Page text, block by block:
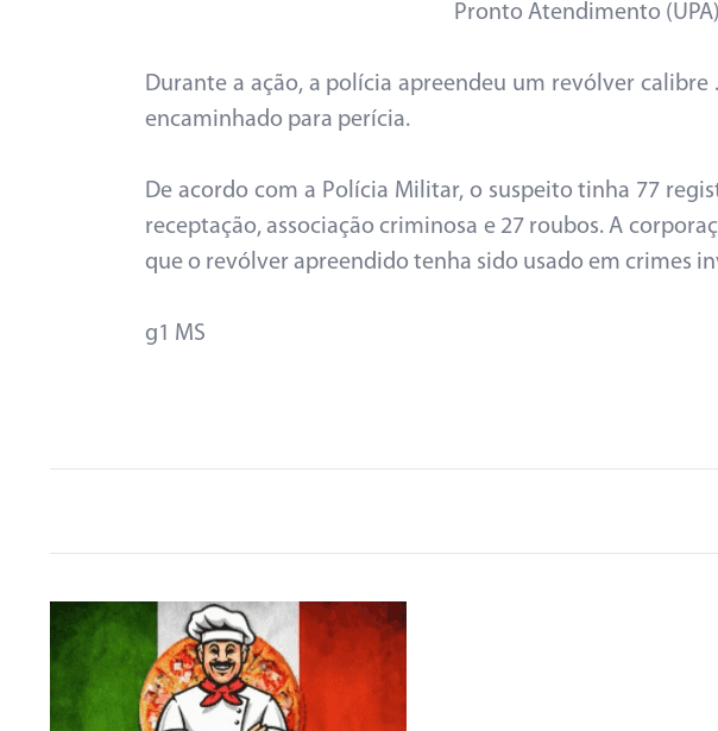
Pronto Atendimento
Durante a ação, a polícia apreendeu um revólver
encaminhado para perícia.
De acordo com a Polícia Militar, o suspeito tinha 77
receptação, associação criminosa e 27 roubos. A
que o revólver apreendido tenha sido usado em crimes
g1 MS